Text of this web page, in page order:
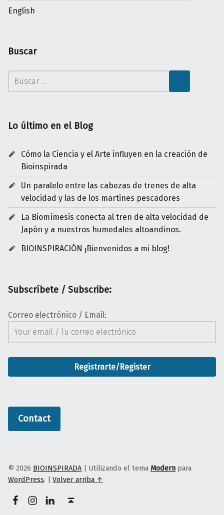
English
Buscar
Buscar:
Lo último en el Blog
Cómo la Ciencia y el Arte influyen en la creación de
Bioinspirada
Un paralelo entre las cabezas de trenes de alta
velocidad y las de los martines pescadores
La Biomímesis conecta al tren de alta velocidad de
Japón y a nuestros humedales altoandinos.
BIOINSPIRACIÓN ¡Bienvenidos a mi blog!
Subscríbete / Subscribe:
Correo electrónico / Email:
Contact
© 2026 BIOINSPIRADA | Utilizando el tema Modern para
WordPress. | Volver arriba ↑